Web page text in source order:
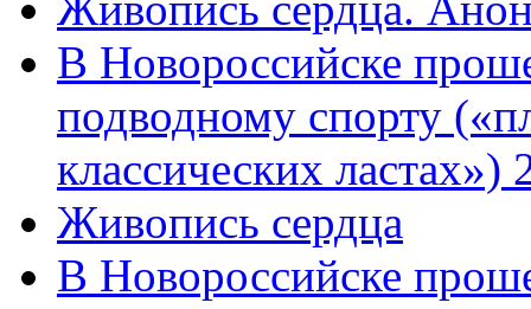
В Новороссийске
подводному спорту
классических
Живопись сердца
В Новороссийске